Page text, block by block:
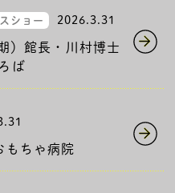
ショー 2026.3.31
）館長・川村博士
ば
もちゃ病院